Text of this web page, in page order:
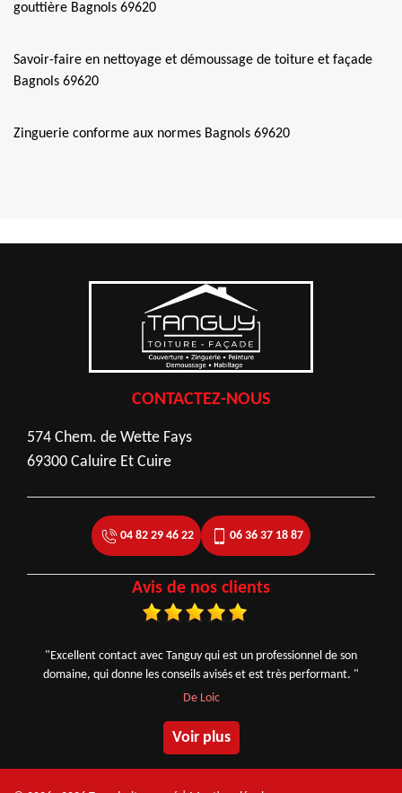
gouttière Bagnols 69620
Savoir-faire en nettoyage et démoussage de toiture et façade
Bagnols 69620
Zinguerie conforme aux normes Bagnols 69620
CONTACTEZ-NOUS
574 Chem. de Wette Fays
69300 Caluire Et Cuire
04 82 29 46 22 06 36 37 18 87
Avis de nos clients
"Excellent contact avec Tanguy qui est un professionnel de son
domaine, qui donne les conseils avisés et est très performant. "
De Loic
Voir plus